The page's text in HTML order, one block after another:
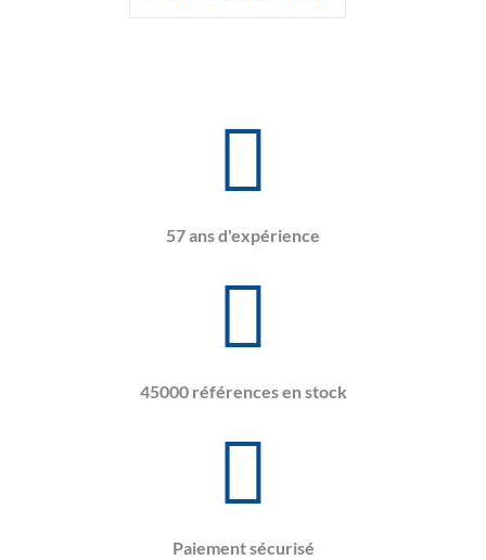
57 ans d'expérience
45000 références en stock
Paiement sécurisé